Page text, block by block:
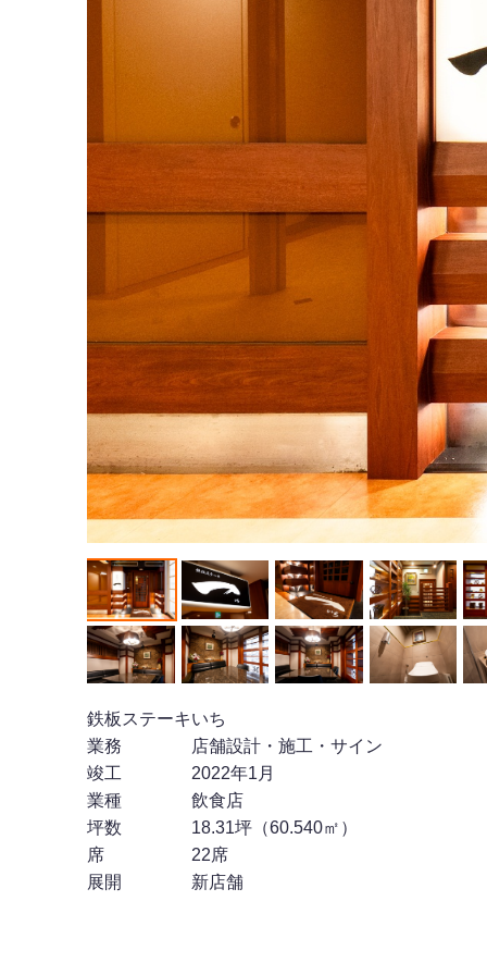
鉄板ステーキいち
業務 店舗設計・施工・サイン
竣工 2022年1月
業種 飲食店
坪数 18.31坪（60.540㎡）
席 22席
展開 新店舗